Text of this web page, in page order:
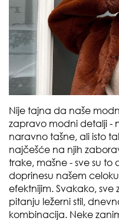
Nije tajna da naše
zapravo modni detalji -
naravno tašne, ali isto
najčešće na njih
trake, mašne - sve su
doprinesu našem
efektnijim. Svakako, sve
pitanju ležerni stil,
kombinacija. Neke